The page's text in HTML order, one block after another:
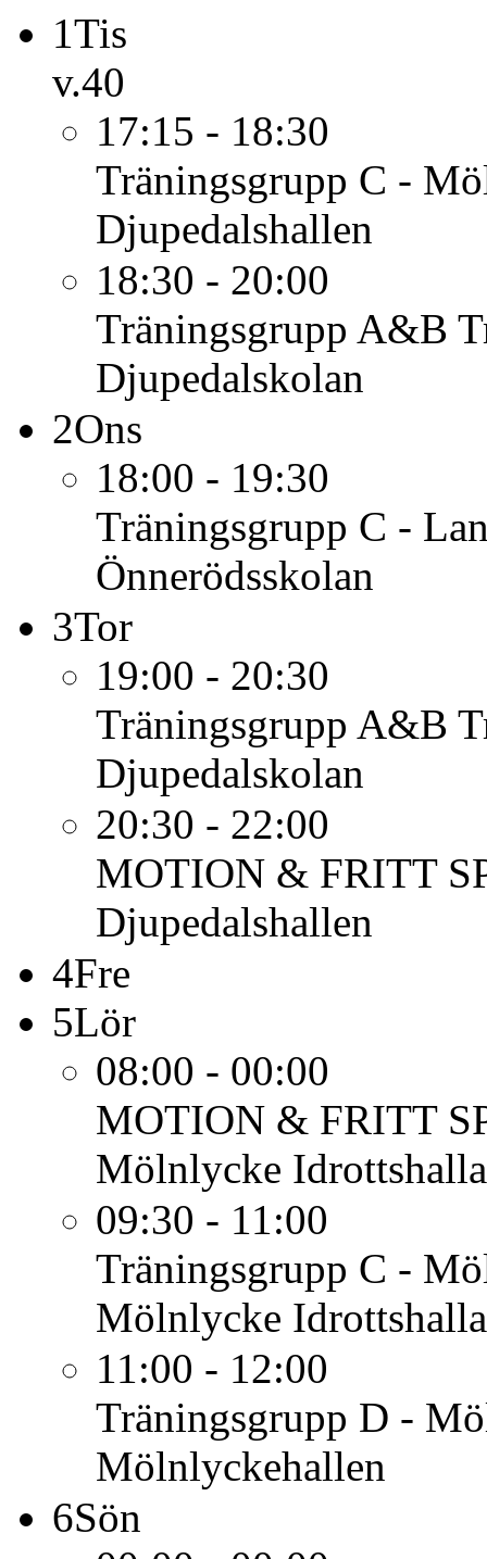
1Tis
v.40
17:15 - 18:30
Träningsgrupp C -
Djupedalshallen
18:30 - 20:00
Träningsgrupp A&B
Djupedalskolan
2Ons
18:00 - 19:30
Träningsgrupp C -
Önnerödsskolan
3Tor
19:00 - 20:30
Träningsgrupp A&B
Djupedalskolan
20:30 - 22:00
MOTION & FRITT
Djupedalshallen
4Fre
5Lör
08:00 - 00:00
MOTION & FRITT
Mölnlycke
09:30 - 11:00
Träningsgrupp C -
Mölnlycke
11:00 - 12:00
Träningsgrupp D -
Mölnlyckehallen
6Sön